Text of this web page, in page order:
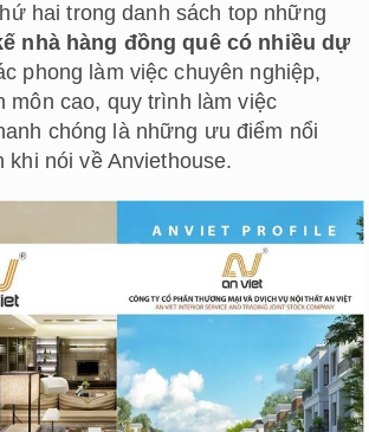
hai trong danh sách top những
nhà hàng đồng quê có nhiều dự
phong làm việc chuyên nghiệp,
môn cao, quy trình làm việc
chóng là những ưu điểm nổi
khi nói về Anviethouse.